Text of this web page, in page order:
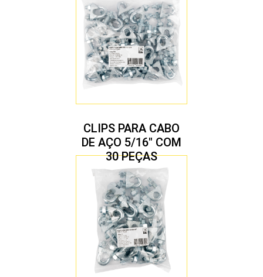
CLIPS PARA CABO
DE AÇO 5/16″ COM
30 PEÇAS